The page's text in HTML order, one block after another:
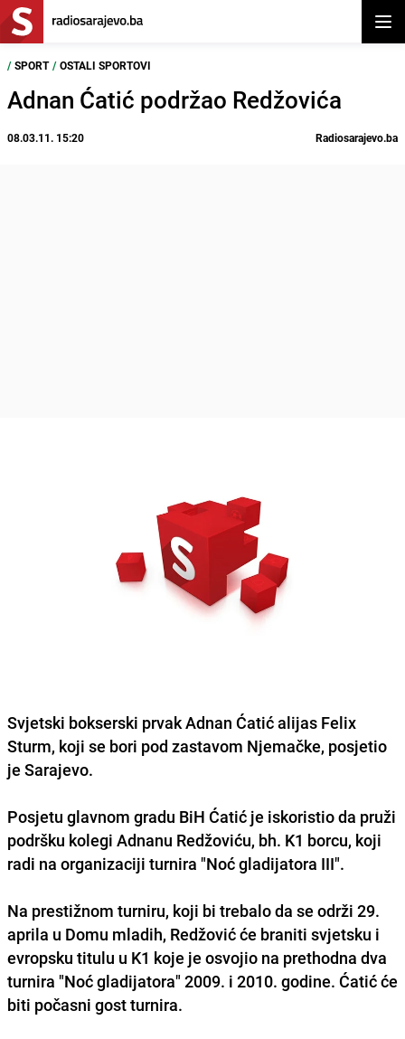
/ SPORT / OSTALI SPORTOVI
Adnan Ćatić podržao Redžovića
08.03.11. 15:20 Radiosarajevo.ba
Svjetski bokserski prvak Adnan Ćatić alijas Felix
Sturm, koji se bori pod zastavom Njemačke, posjetio
je Sarajevo.
Posjetu glavnom gradu BiH Ćatić je iskoristio da pruži
podršku kolegi Adnanu Redžoviću, bh. K1 borcu, koji
radi na organizaciji turnira "Noć gladijatora III".
Na prestižnom turniru, koji bi trebalo da se održi 29.
aprila u Domu mladih, Redžović će braniti svjetsku i
evropsku titulu u K1 koje je osvojio na prethodna dva
turnira "Noć gladijatora" 2009. i 2010. godine. Ćatić će
biti počasni gost turnira.